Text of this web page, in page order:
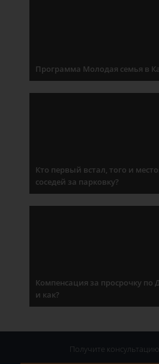
Программа Молодая семья в
Кто первый встал, того и
соседей за парковку?
Компенсация за просрочку по
и как?
Получите консультацию